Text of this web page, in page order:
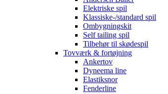
Elektriske spil
Klassiske-/standard spil
Ombygningskit
Self tailing spil
Tilbehør til skødespil
Tovværk & fortøjning
Ankertov
Dyneema line
Elastiksnor
Fenderline